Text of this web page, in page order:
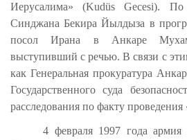
Иерусалима» (Kudüs Gecesi).
Синджана Бекира Йылдыза в
посол Ирана в Анкаре
выступивший с речью. В связи с
как Генеральная прокуратура
Государственного суда
расследования по факту
4 февраля 1997 года армия